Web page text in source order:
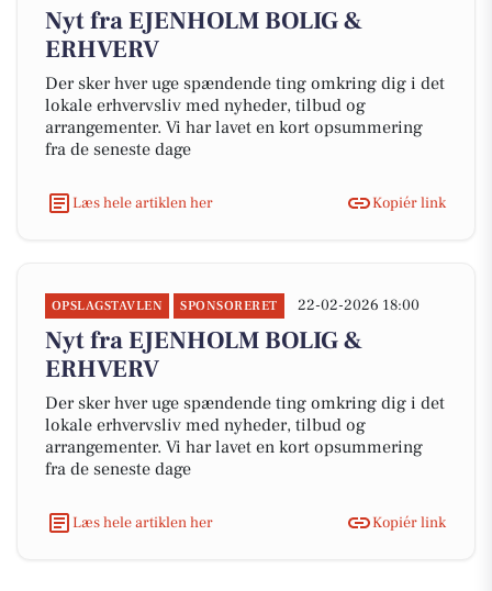
Nyt fra EJENHOLM BOLIG &
ERHVERV
Der sker hver uge spændende ting omkring dig i det
lokale erhvervsliv med nyheder, tilbud og
arrangementer. Vi har lavet en kort opsummering
fra de seneste dage
Læs hele artiklen her Kopiér link
OPSLAGSTAVLEN SPONSORERET 22-02-2026 18:00
Nyt fra EJENHOLM BOLIG &
ERHVERV
Der sker hver uge spændende ting omkring dig i det
lokale erhvervsliv med nyheder, tilbud og
arrangementer. Vi har lavet en kort opsummering
fra de seneste dage
Læs hele artiklen her Kopiér link